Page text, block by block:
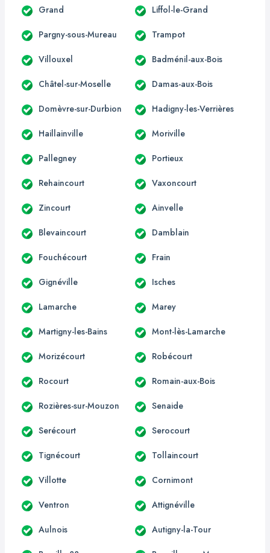
Grand Liffol-le-Grand
Pargny-sous-Mureau Trampot
Villouxel Badménil-aux-Bois
Châtel-sur-Moselle Damas-aux-Bois
Domèvre-sur-Durbion Hadigny-les-Verrières
Haillainville Moriville
Pallegney Portieux
Rehaincourt Vaxoncourt
Zincourt Ainvelle
Blevaincourt Damblain
Fouchécourt Frain
Gignéville Isches
Lamarche Marey
Martigny-les-Bains Mont-lès-Lamarche
Morizécourt Robécourt
Rocourt Romain-aux-Bois
Rozières-sur-Mouzon Senaide
Serécourt Serocourt
Tignécourt Tollaincourt
Villotte Cornimont
Ventron Attignéville
Aulnois Autigny-la-Tour